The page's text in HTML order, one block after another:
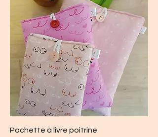
Pochette à livre poitrine